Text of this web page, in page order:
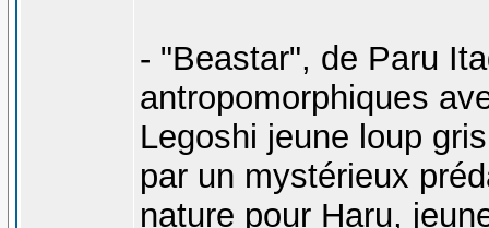
- "Beastar", de Paru
antropomorphiques
Legoshi jeune loup
par un mystérieux
nature pour Haru,